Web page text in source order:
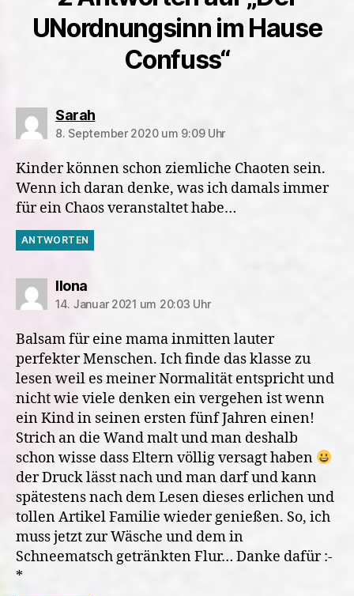
UNordnungsinn im Hause
Confuss“
Sarahsagt:
8. September 2020 um 9:09 Uhr
Kinder können schon ziemliche Chaoten sein.
Wenn ich daran denke, was ich damals immer
für ein Chaos veranstaltet habe…
ANTWORTEN
Ilonasagt:
14. Januar 2021 um 20:03 Uhr
Balsam für eine mama inmitten lauter
perfekter Menschen. Ich finde das klasse zu
lesen weil es meiner Normalität entspricht und
nicht wie viele denken ein vergehen ist wenn
ein Kind in seinen ersten fünf Jahren einen!
Strich an die Wand malt und man deshalb
schon wisse dass Eltern völlig versagt haben
der Druck lässt nach und man darf und kann
spätestens nach dem Lesen dieses erlichen und
tollen Artikel Familie wieder genießen. So, ich
muss jetzt zur Wäsche und dem in
Schneematsch getränkten Flur… Danke dafür :-
*